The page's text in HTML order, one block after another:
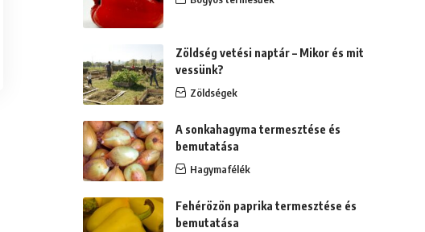
Zöldség vetési naptár – Mikor és mit
vessünk?
Zöldségek
A sonkahagyma termesztése és
bemutatása
Hagymafélék
Fehérözön paprika termesztése és
bemutatása